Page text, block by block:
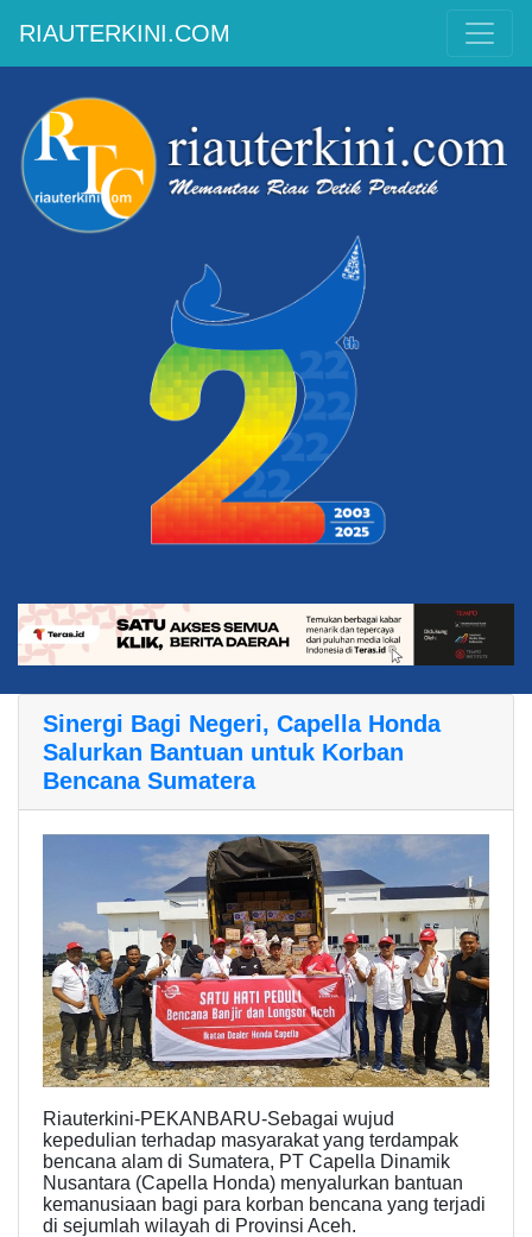
RIAUTERKINI.COM
Sinergi Bagi Negeri, Capella Honda
Salurkan Bantuan untuk Korban
Bencana Sumatera
Riauterkini-PEKANBARU-Sebagai wujud
kepedulian terhadap masyarakat yang terdampak
bencana alam di Sumatera, PT Capella Dinamik
Nusantara (Capella Honda) menyalurkan bantuan
kemanusiaan bagi para korban bencana yang terjadi
di sejumlah wilayah di Provinsi Aceh.